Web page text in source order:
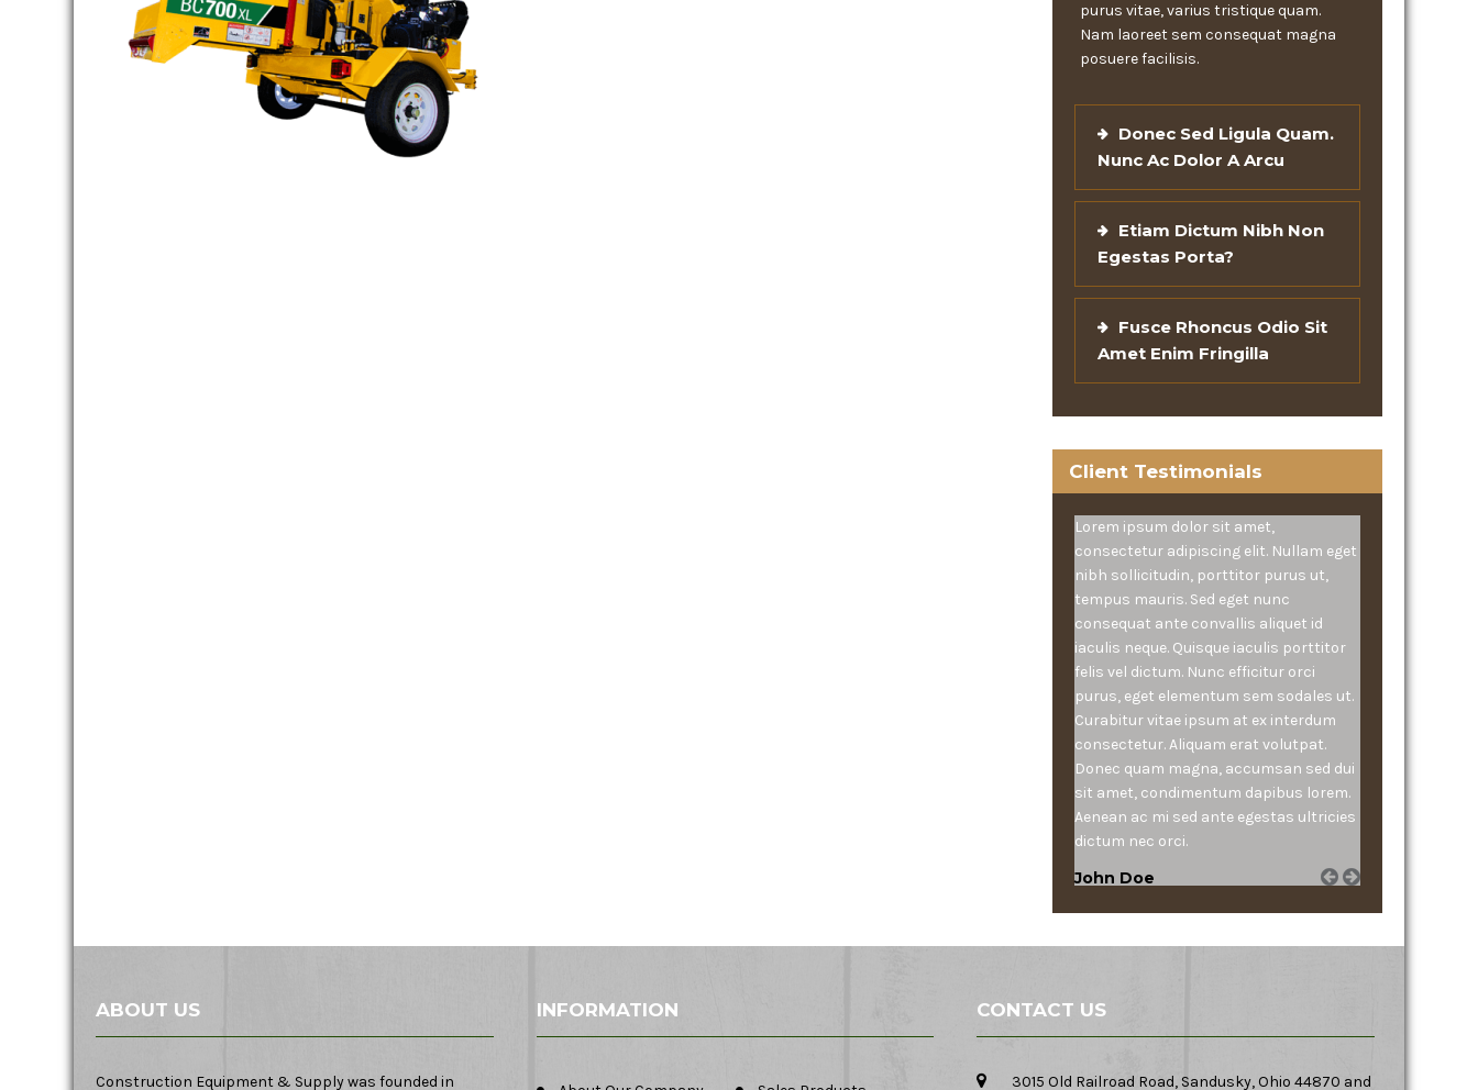
purus vitae, varius tristique quam.
Nam laoreet sem consequat magna
posuere facilisis.
Donec Sed Ligula Quam.
Nunc Ac Dolor A Arcu
Etiam Dictum Nibh Non
Egestas Porta?
Fusce Rhoncus Odio Sit
Amet Enim Fringilla
Client Testimonials
Lorem ipsum dolor sit amet,
consectetur adipiscing elit. Nullam eget
nibh sollicitudin, porttitor purus ut,
tempus mauris. Sed eget nunc
consequat ante convallis aliquet id
iaculis neque. Quisque iaculis porttitor
felis vel dictum. Nunc efficitur orci
purus, eget elementum sem sodales ut.
Curabitur vitae ipsum at ex interdum
consectetur. Aliquam erat volutpat.
Donec quam magna, accumsan sed dui
sit amet, condimentum dapibus lorem.
Aenean ac mi sed ante egestas ultricies
dictum nec orci.
John Doe
ABOUT US
Construction Equipment & Supply was founded in
INFORMATION CONTACT US
3015 Old Railroad Road, Sandusky, Ohio 44870 and